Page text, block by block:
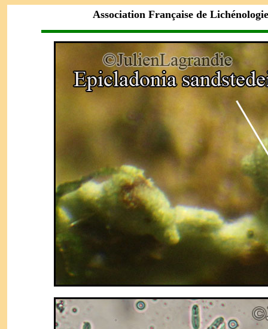
Association Française de Lichénologie